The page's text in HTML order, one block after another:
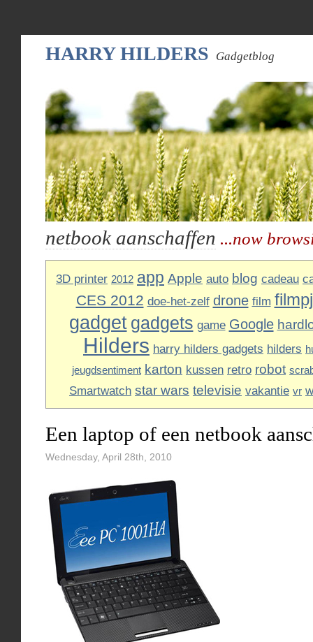
HARRY HILDERS Gadgetblog
netbook aanschaffen ...now
3D printer 2012 app Apple auto blog cadeau
CES 2012 doe-het-zelf drone film
gadget gadgets game Google
Hilders harry hilders gadgets hilders
jeugdsentiment karton kussen retro robot
Smartwatch star wars televisie vakantie vr
Een laptop of een netbook
Wednesday, April 28th, 2010